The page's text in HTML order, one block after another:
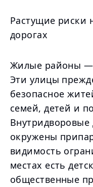
Растущие риски
дорогах
Жилые районы —
Эти улицы
безопасное
семей, детей и
Внутридворовые
окружены
видимость
местах есть
общественные